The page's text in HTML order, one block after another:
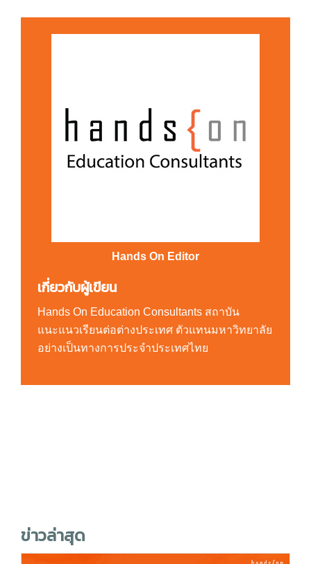
Hands On Editor
เกี่ยวกับผู้เขียน
Hands On Education Consultants สถาบัน
แนะแนวเรียนต่อต่างประเทศ ตัวแทนมหาวิทยาลัย
อย่างเป็นทางการประจำประเทศไทย
ข่าวล่าสุด